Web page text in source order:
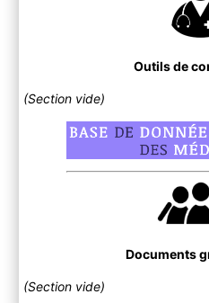
Outils de
(Section vide)
Documents
(Section vide)